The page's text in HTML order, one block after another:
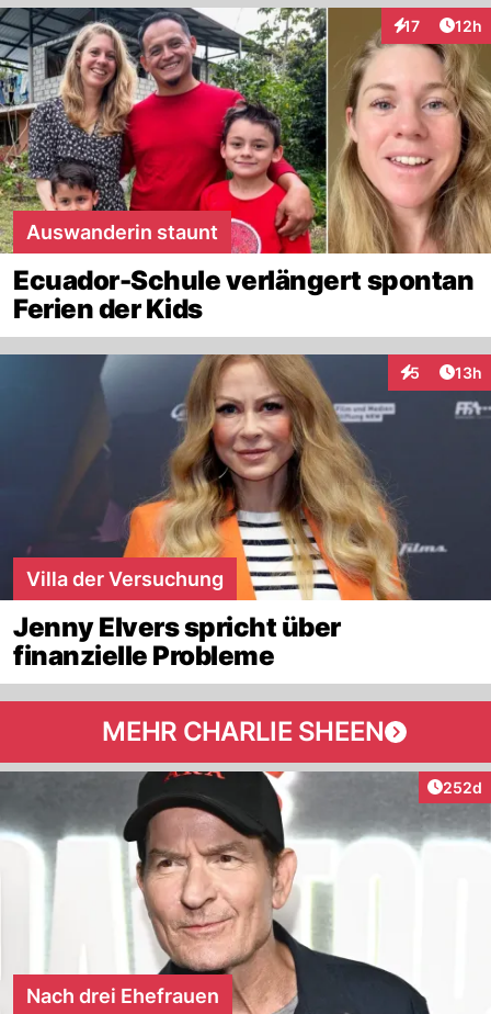
17
Interaktionen
12h
Auswanderin staunt
Ecuador-Schule verlängert spontan
Ferien der Kids
5
Interaktionen
13h
Villa der Versuchung
Jenny Elvers spricht über
finanzielle Probleme
MEHR CHARLIE SHEEN
252d
Nach drei Ehefrauen